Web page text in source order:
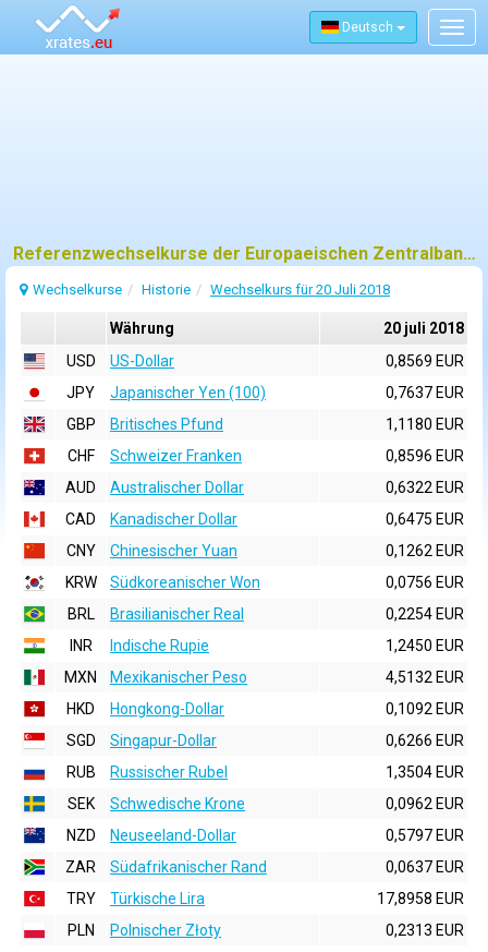
Deutsch
Referenzwechselkurse der Europaeischen Zentralbank (EZB) fuer 20 juli 2018
Wechselkurse Historie Wechselkurs für 20 Juli 2018
Währung
20 juli 2018
USD
US-Dollar
0,8569 EUR
JPY
Japanischer Yen (100)
0,7637 EUR
GBP
Britisches Pfund
1,1180 EUR
CHF
Schweizer Franken
0,8596 EUR
AUD
Australischer Dollar
0,6322 EUR
CAD
Kanadischer Dollar
0,6475 EUR
CNY
Chinesischer Yuan
0,1262 EUR
KRW
Südkoreanischer Won
0,0756 EUR
BRL
Brasilianischer Real
0,2254 EUR
INR
Indische Rupie
1,2450 EUR
MXN
Mexikanischer Peso
4,5132 EUR
HKD
Hongkong-Dollar
0,1092 EUR
SGD
Singapur-Dollar
0,6266 EUR
RUB
Russischer Rubel
1,3504 EUR
SEK
Schwedische Krone
0,0962 EUR
NZD
Neuseeland-Dollar
0,5797 EUR
ZAR
Südafrikanischer Rand
0,0637 EUR
TRY
Türkische Lira
17,8958 EUR
PLN
Polnischer Złoty
0,2313 EUR